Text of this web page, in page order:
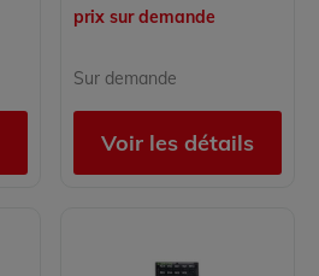
prix sur demande
Sur demande
Voir les détails